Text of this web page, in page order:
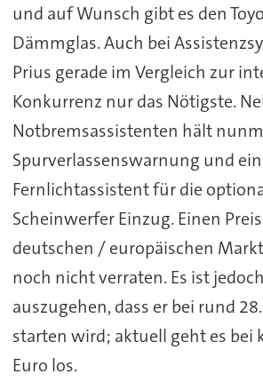
und auf Wunsch gibt es den
Dämmglas. Auch bei
Prius gerade im Vergleich zur
Konkurrenz nur das Nötigste.
Notbremsassistenten hält
Spurverlassenswarnung und ein
Fernlichtassistent für die
Scheinwerfer Einzug. Einen
deutschen / europäischen
noch nicht verraten. Es ist
auszugehen, dass er bei rund
starten wird; aktuell geht es bei
Euro los.